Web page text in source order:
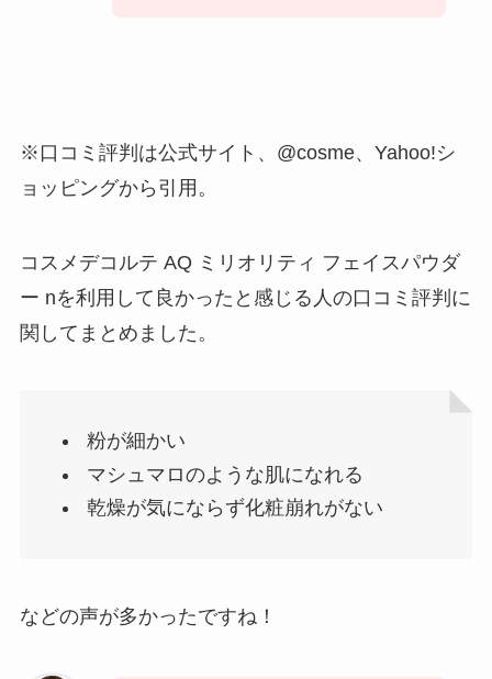
※口コミ評判は公式サイト、@cosme、Yahoo!シ
ョッピングから引用。
コスメデコルテ AQ ミリオリティ フェイスパウダ
ー nを利用して良かったと感じる人の口コミ評判に
関してまとめました。
粉が細かい
マシュマロのような肌になれる
乾燥が気にならず化粧崩れがない
などの声が多かったですね！